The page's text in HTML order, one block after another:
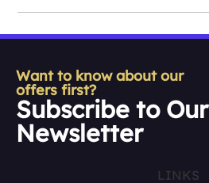
Want to know about our
offers first?
Subscribe to Our
Newsletter
LINKS